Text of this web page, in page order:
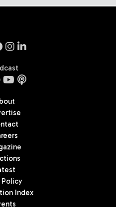
Policy
Index